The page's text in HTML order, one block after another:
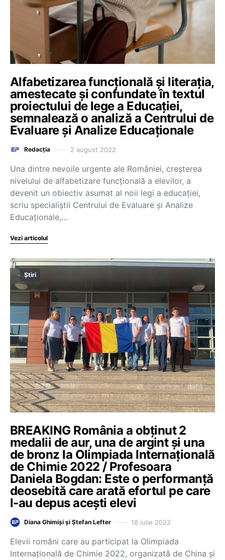
Alfabetizarea funcțională și literația,
amestecate și confundate în textul
proiectului de lege a Educației,
semnalează o analiză a Centrului de
Evaluare și Analize Educaționale
Redacția 2 august 2022
Una dintre nevoile urgente ale României, creșterea
nivelului de alfabetizare funcțională a elevilor, a
devenit un obiectiv asumat al noii legi a educației,
scriu specialiștii Centrului de Evaluare și Analize
Educaționale,…
Vezi articolul
Știri
BREAKING România a obținut 2
medalii de aur, una de argint și una
de bronz la Olimpiada Internațională
de Chimie 2022 / Profesoara
Daniela Bogdan: Este o performanță
deosebită care arată efortul pe care
l-au depus acești elevi
Diana Ghimiși și Ștefan Lefter 18 iulie 2022
Elevii români care au participat la Olimpiada
Internațională de Chimie 2022, organizată de China și